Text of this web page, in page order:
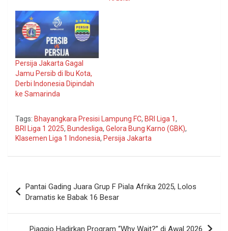
Persija Jakarta Gagal
Jamu Persib di Ibu Kota,
Derbi Indonesia Dipindah
ke Samarinda
Tags: Bhayangkara Presisi Lampung FC, BRI Liga 1,
BRI Liga 1 2025, Bundesliga, Gelora Bung Karno (GBK),
Klasemen Liga 1 Indonesia, Persija Jakarta
pos
Pantai Gading Juara Grup F Piala Afrika 2025, Lolos
Dramatis ke Babak 16 Besar
Piaggio Hadirkan Program “Why Wait?” di Awal 2026